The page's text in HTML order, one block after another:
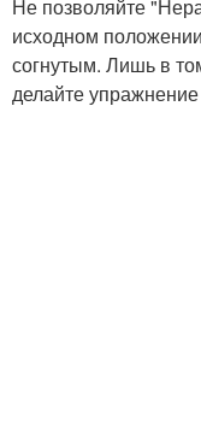
Не позволяйте
исходном
согнутым. Лишь в
делайте